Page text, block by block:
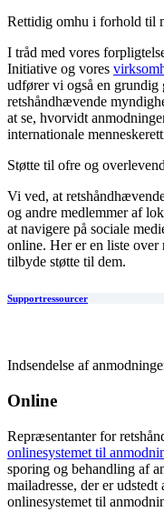
Rettidig omhu i forhold til
I tråd med vores
Initiative og vores
udfører vi også en grundig
retshåndhævende
at se, hvorvidt
internationale
Støtte til ofre og
Vi ved, at
og andre medlemmer af
at navigere på sociale
online. Her er en liste over
tilbyde støtte til dem.
Supportressourcer
Indsendelse af
Online
Repræsentanter for
onlinesystemet til
sporing og behandling af
mailadresse, der er
onlinesystemet til